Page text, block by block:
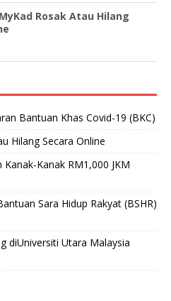
Rosak Atau Hilang
Bantuan Khas Covid-19 (BKC)
Hilang Secara Online
Kanak RM1,000 JKM
Sara Hidup Rakyat (BSHR)
diUniversiti Utara Malaysia